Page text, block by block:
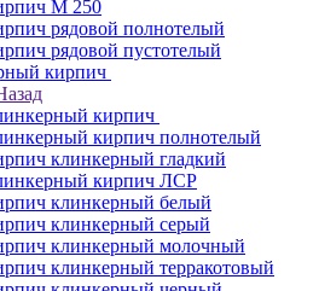
М 250
рядовой полнотелый
рядовой пустотелый
кирпич
кирпич
кирпич полнотелый
клинкерный гладкий
кирпич ЛСР
клинкерный белый
клинкерный серый
клинкерный молочный
клинкерный терракотовый